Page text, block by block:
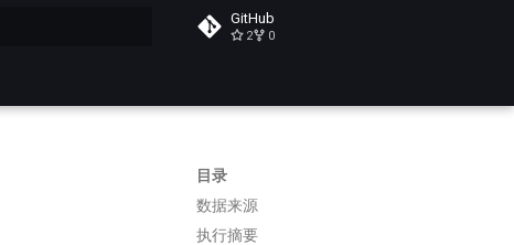
GitHub
2 0
目录
数据来源
执行摘要